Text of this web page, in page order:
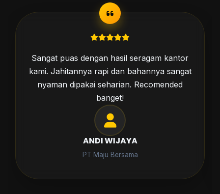
Pesan kaos untuk acara komunitas,
hasilnya luar biasa. Sablonannya awet dan
desainnya sesuai dengan yang kami
harapkan.
SITI RAHMA
Komunitas Hijrah